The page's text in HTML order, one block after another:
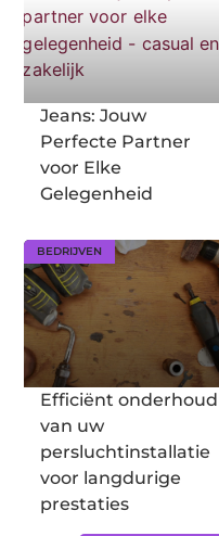
Jeans: Jouw
Perfecte Partner
voor Elke
Gelegenheid
BEDRIJVEN
Efficiënt onderhoud
van uw
persluchtinstallatie
voor langdurige
prestaties